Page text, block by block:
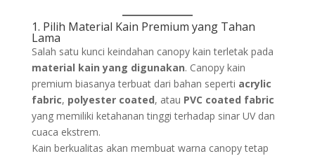
1. Pilih Material Kain Premium yang Tahan
Lama
Salah satu kunci keindahan canopy kain terletak pada
material kain yang digunakan. Canopy kain
premium biasanya terbuat dari bahan seperti acrylic
fabric, polyester coated, atau PVC coated fabric
yang memiliki ketahanan tinggi terhadap sinar UV dan
cuaca ekstrem.
Kain berkualitas akan membuat warna canopy tetap